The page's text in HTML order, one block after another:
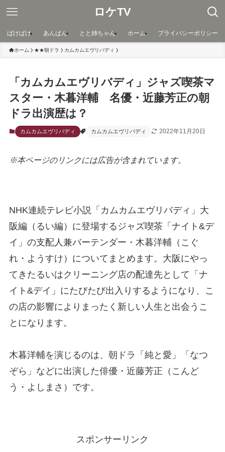
ロケTV
ばけばけ あんぱん とと姉ちゃん ホーム プライバシーポリシー
ホーム ★★朝ドラ カムカムエヴリバディ
「カムカムエヴリバディ」ジャズ喫茶マ
スター・木暮洋輔 名優・近藤芳正の朝
ドラ出演歴は？
カムカムエヴリバディ カムカムエヴリバディ 2022年11月20日
※本ページのリンクには広告が含まれています。
NHK連続テレビ小説「カムカムエヴリバディ」大
阪編（るい編）に登場するジャズ喫茶「ナイト&デ
イ」の支配人兼バーテンダー・木暮洋輔（こぐ
れ・ようすけ）についてまとめます。大阪にやっ
てきたるいはクリーニング店の配達先として「ナ
イト&デイ」にたびたび出入りするようになり、こ
の店の影響によりまったく新しい人生と出会うこ
とになります。
木暮洋輔を演じるのは、朝ドラ「純と愛」「なつ
ぞら」などに出演した俳優・近藤芳正（こんど
う・よしまさ）です。
スポンサーリンク